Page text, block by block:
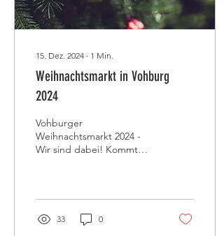
15. Dez. 2024 ∙ 1 Min.
Weihnachtsmarkt in Vohburg
2024
Vohburger
Weihnachtsmarkt 2024 -
Wir sind dabei! Kommt
33 0